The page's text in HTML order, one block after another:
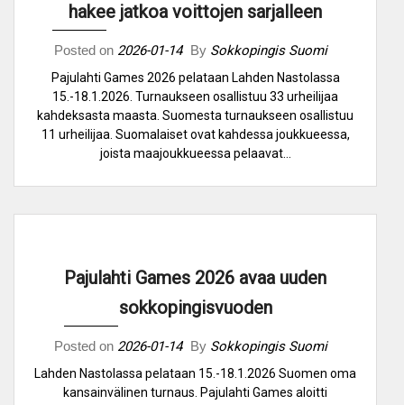
hakee jatkoa voittojen sarjalleen
Posted on 2026-01-14 By Sokkopingis Suomi
Pajulahti Games 2026 pelataan Lahden Nastolassa
15.-18.1.2026. Turnaukseen osallistuu 33 urheilijaa
kahdeksasta maasta. Suomesta turnaukseen osallistuu
11 urheilijaa. Suomalaiset ovat kahdessa joukkueessa,
joista maajoukkueessa pelaavat…
Pajulahti Games 2026 avaa uuden
sokkopingisvuoden
Posted on 2026-01-14 By Sokkopingis Suomi
Lahden Nastolassa pelataan 15.-18.1.2026 Suomen oma
kansainvälinen turnaus. Pajulahti Games aloitti